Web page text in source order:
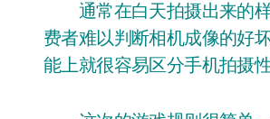
通常在白天拍摄出来的样张，手机的拍摄软件经过优化后样张都有丰富的色彩表现，一般消
费者难以判断相机成像的好
能上就很容易区分手机拍摄